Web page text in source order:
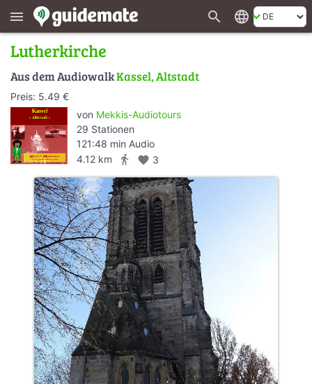
menu search language
Lutherkirche
Aus dem AudiowalkKassel, Altstadt
Preis: 5.49 €
von Mekkis-Audiotours
29 Stationen
121:48 min Audio
4.12 km
directions_walk favorite 3